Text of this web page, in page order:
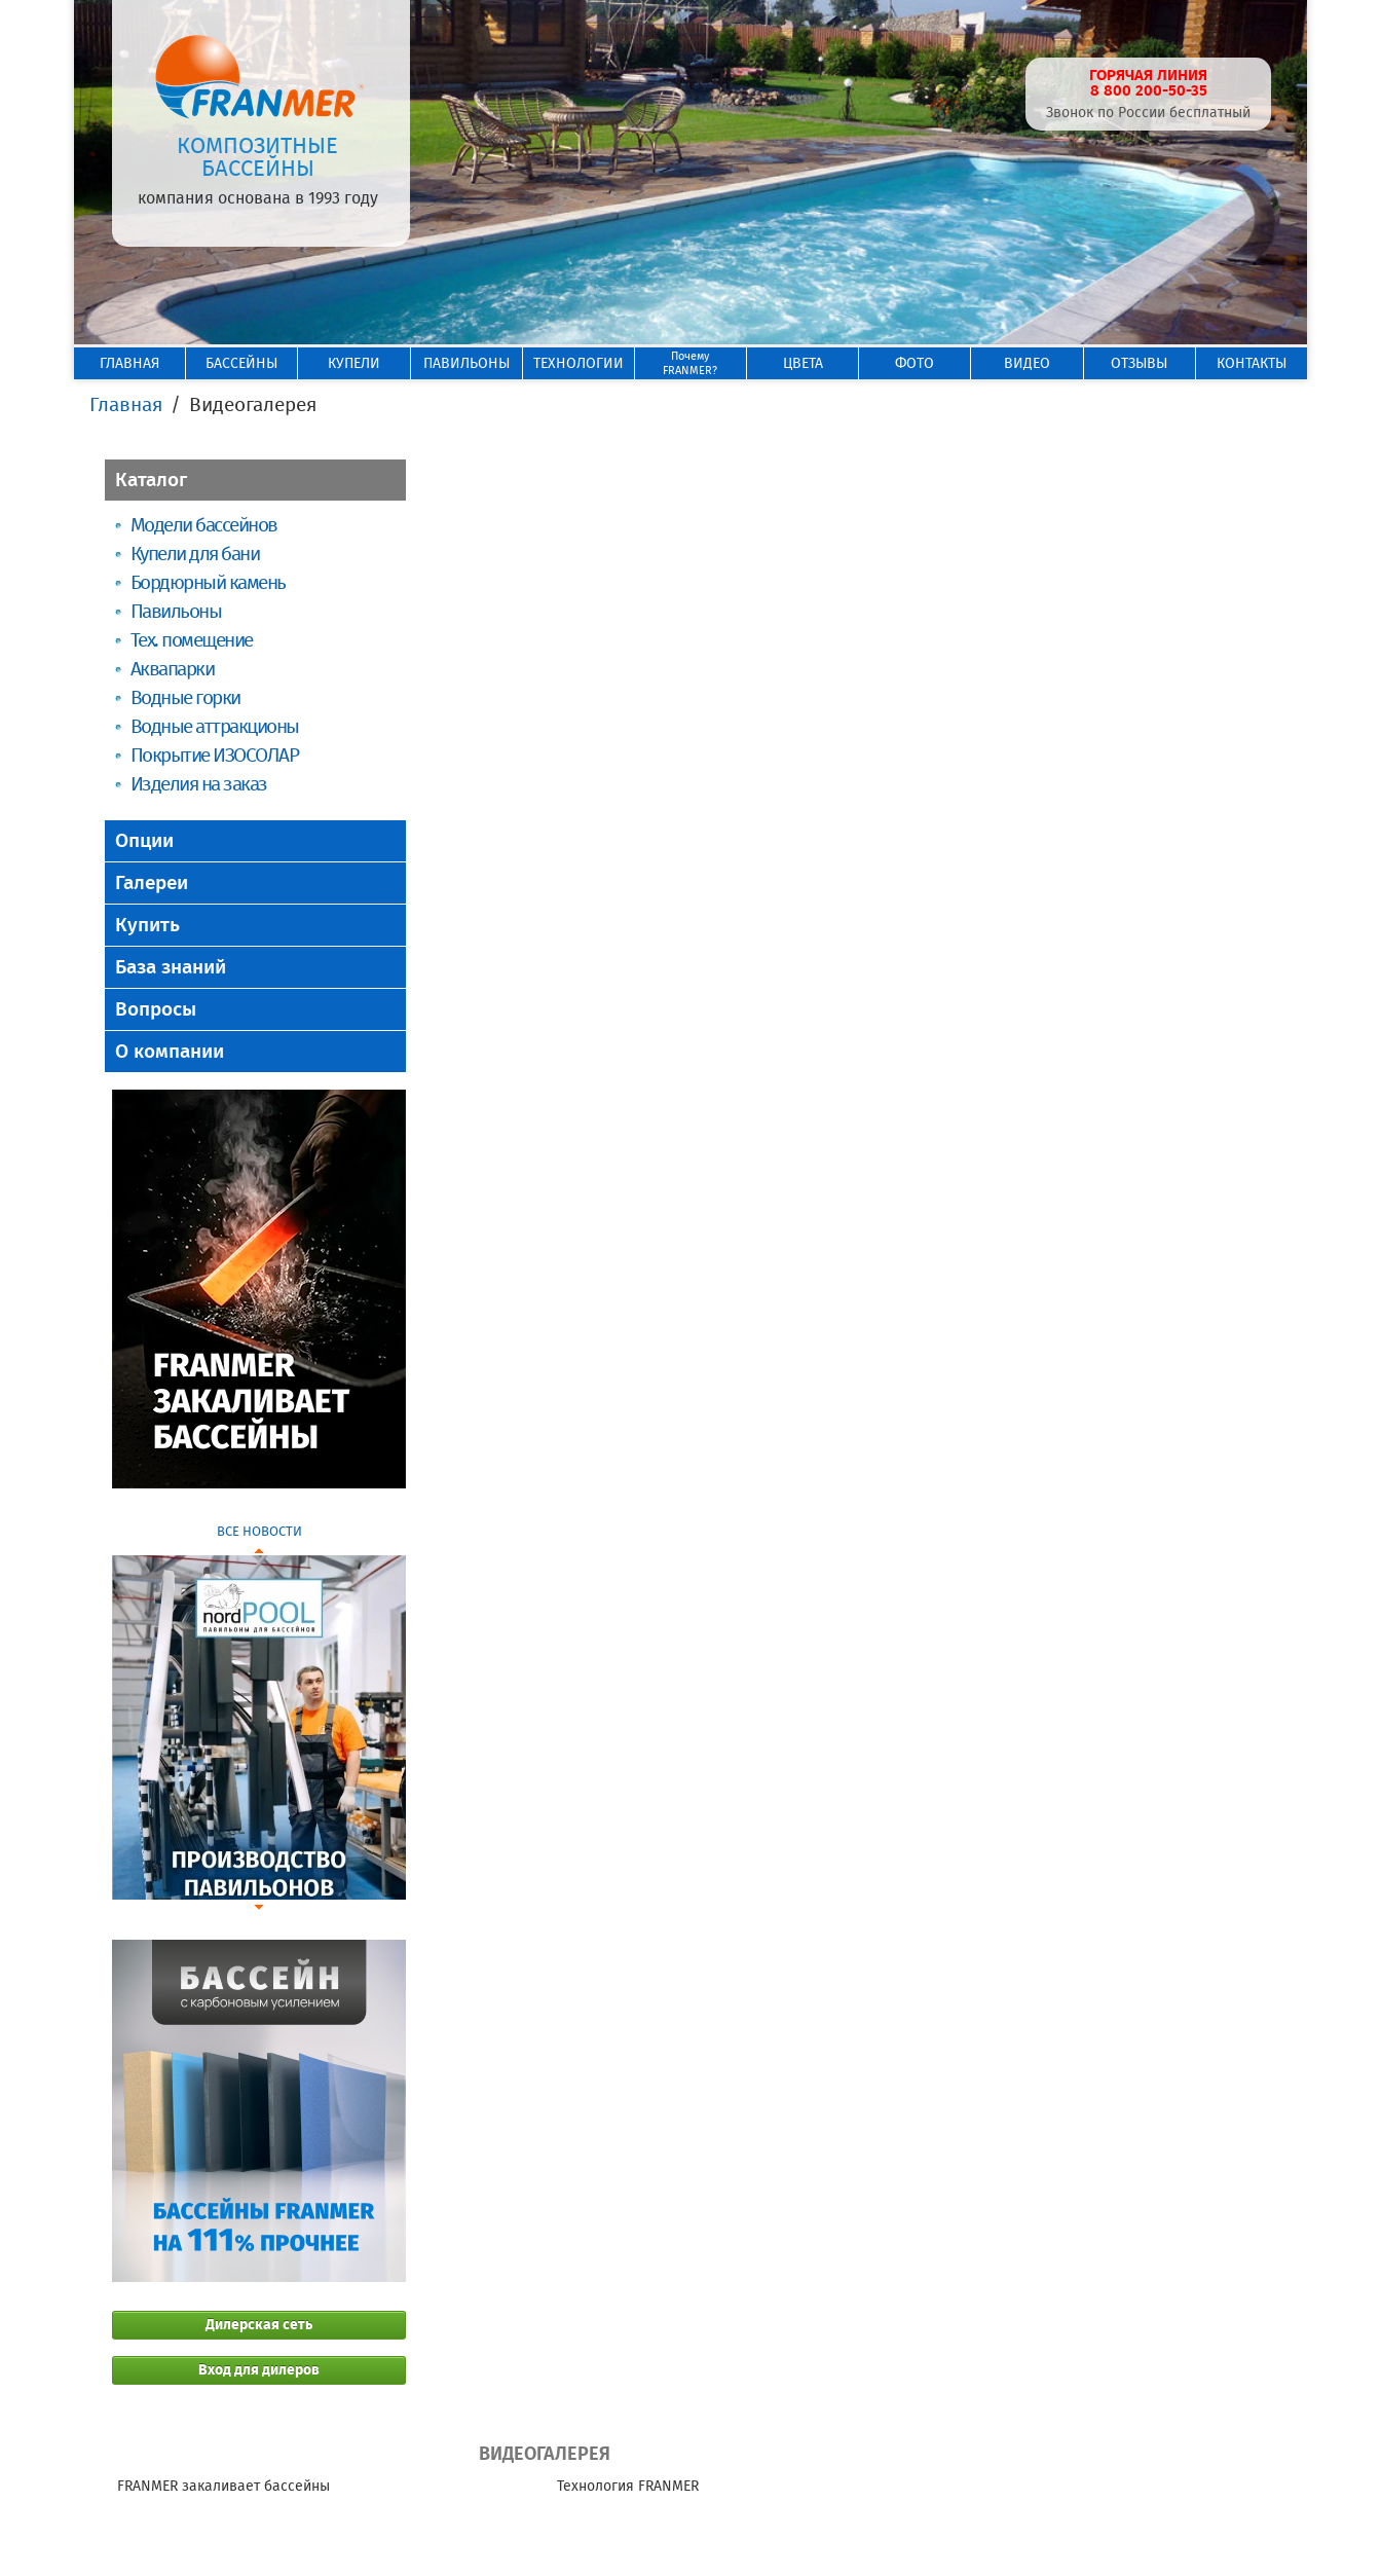
КОМПОЗИТНЫЕ
БАССЕЙНЫ
компания основана в 1993 году
ГОРЯЧАЯ ЛИНИЯ
8 800 200-50-35
Звонок по России бесплатный
ГЛАВНАЯ БАССЕЙНЫ КУПЕЛИ ПАВИЛЬОНЫ ТЕХНОЛОГИИ
Почему
FRANMER?
ЦВЕТА ФОТО ВИДЕО ОТЗЫВЫ КОНТАКТЫ
Главная Видеогалерея
Каталог
Модели бассейнов
Купели для бани
Бордюрный камень
Павильоны
Тех. помещение
Аквапарки
Водные горки
Водные аттракционы
Покрытие ИЗОСОЛАР
Изделия на заказ
Опции
Галереи
Купить
База знаний
Вопросы
О компании
ВСЕ НОВОСТИ
Дилерская сеть
Вход для дилеров
ВИДЕОГАЛЕРЕЯ
FRANMER закаливает бассейны Технология FRANMER